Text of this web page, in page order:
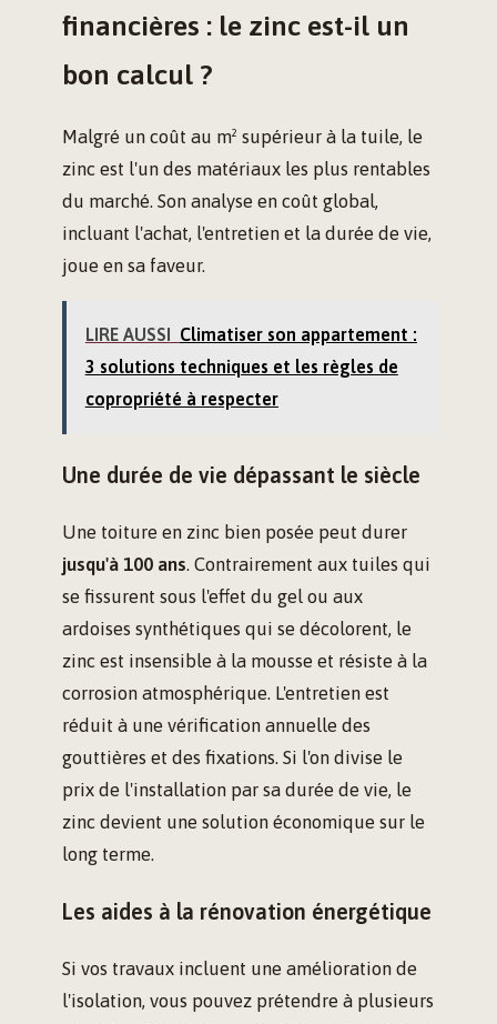
financières : le zinc est-il un
bon calcul ?
Malgré un coût au m² supérieur à la tuile, le
zinc est l'un des matériaux les plus rentables
du marché. Son analyse en coût global,
incluant l'achat, l'entretien et la durée de vie,
joue en sa faveur.
LIRE AUSSI
Climatiser son appartement :
3 solutions techniques et les règles de
copropriété à respecter
Une durée de vie dépassant le siècle
Une toiture en zinc bien posée peut durer
jusqu'à 100 ans. Contrairement aux tuiles qui
se fissurent sous l'effet du gel ou aux
ardoises synthétiques qui se décolorent, le
zinc est insensible à la mousse et résiste à la
corrosion atmosphérique. L'entretien est
réduit à une vérification annuelle des
gouttières et des fixations. Si l'on divise le
prix de l'installation par sa durée de vie, le
zinc devient une solution économique sur le
long terme.
Les aides à la rénovation énergétique
Si vos travaux incluent une amélioration de
l'isolation, vous pouvez prétendre à plusieurs